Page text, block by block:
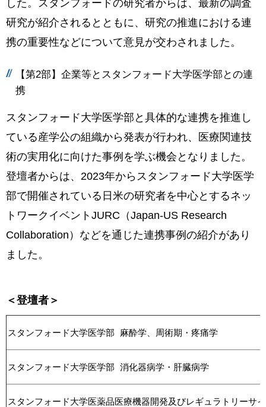
した。スタンフォードの研究者からは、最新の調査
研究が紹介されるとともに、研究の推進における連
携の重要性などについて意見が交わされました。
【第2部】企業等とスタンフォード大学医学部との連
携
スタンフォード大学医学部と具体的な連携を推進し
ている産学公の組織から発表が行われ、医療関連技
術の実用化に向けた事例を学ぶ機会となりました。
登壇者からは、2023年からスタンフォード大学医学
部で開催されている日米の研究者を中心とするネッ
トワークイベントJURC（Japan-US Research
Collaboration）などを通じた連携事例の紹介があり
ました。
＜登壇者＞
スタンフォード大学医学部 麻酔学、周術期・疼痛学
スタンフォード大学医学部 消化器病学・肝臓病学
スタンフォード大学医薬品医療機器開発及びレギュラトリーサ